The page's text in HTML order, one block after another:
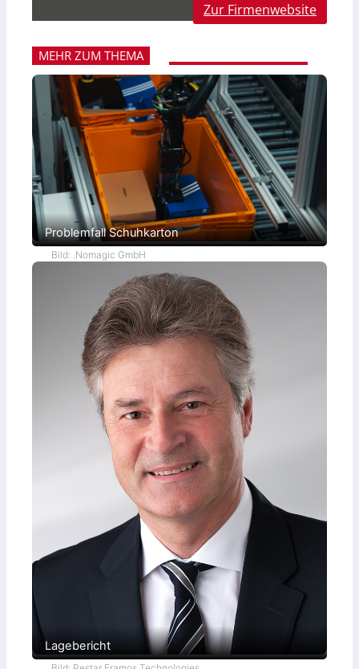
Zur Firmenwebsite
MEHR ZUM THEMA
Problemfall Schuhkarton
Bild: .Nomagic GmbH
Lagebericht